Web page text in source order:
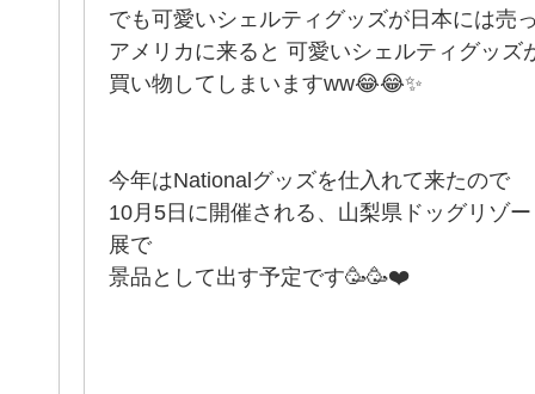
でも可愛いシェルティグッズが日本には売
アメリカに来ると 可愛いシェルティグッズ
買い物してしまいますww😂😂✨
今年はNationalグッズを仕入れて来たので
10月5日に開催される、山梨県ドッグリゾ
展で
景品として出す予定です🥳🥳❤️